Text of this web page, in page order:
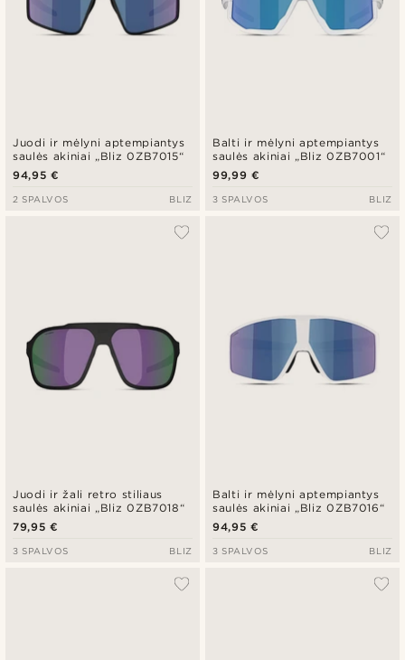
Juodi ir mėlyni aptempiantys
saulės akiniai „Bliz 0ZB7015“
94,95 €
2 SPALVOS BLIZ
Balti ir mėlyni aptempiantys
saulės akiniai „Bliz 0ZB7001“
99,99 €
3 SPALVOS BLIZ
Juodi ir žali retro stiliaus
saulės akiniai „Bliz 0ZB7018“
79,95 €
3 SPALVOS BLIZ
Balti ir mėlyni aptempiantys
saulės akiniai „Bliz 0ZB7016“
94,95 €
3 SPALVOS BLIZ